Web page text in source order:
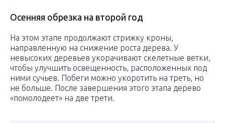
Осенняя обрезка на второй год
На этом этапе продолжают стрижку кроны,
направленную на снижение роста дерева. У
невысоких деревьев укорачивают скелетные ветки,
чтобы улучшить освещенность, расположенных под
ними сучьев. Побеги можно укоротить на треть, но
не больше. После завершения этого этапа дерево
«помолодеет» на две трети.